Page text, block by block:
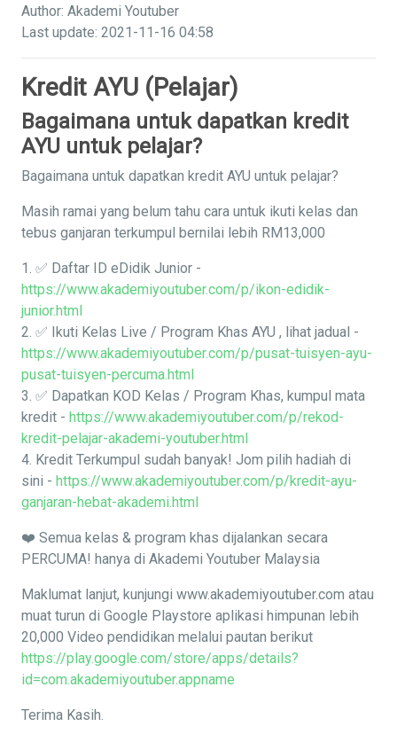
Author: Akademi Youtuber
Last update: 2021-11-16 04:58
Kredit AYU (Pelajar)
Bagaimana untuk dapatkan kredit
AYU untuk pelajar?
Bagaimana untuk dapatkan kredit AYU untuk pelajar?
Masih ramai yang belum tahu cara untuk ikuti kelas dan
tebus ganjaran terkumpul bernilai lebih RM13,000
1. ✅ Daftar ID eDidik Junior -
https://www.akademiyoutuber.com/p/ikon-edidik-
junior.html
2. ✅ Ikuti Kelas Live / Program Khas AYU , lihat jadual -
https://www.akademiyoutuber.com/p/pusat-tuisyen-ayu-
pusat-tuisyen-percuma.html
3. ✅ Dapatkan KOD Kelas / Program Khas, kumpul mata
kredit - https://www.akademiyoutuber.com/p/rekod-
kredit-pelajar-akademi-youtuber.html
4. Kredit Terkumpul sudah banyak! Jom pilih hadiah di
sini - https://www.akademiyoutuber.com/p/kredit-ayu-
ganjaran-hebat-akademi.html
❤️ Semua kelas & program khas dijalankan secara
PERCUMA! hanya di Akademi Youtuber Malaysia
Maklumat lanjut, kunjungi www.akademiyoutuber.com atau
muat turun di Google Playstore aplikasi himpunan lebih
20,000 Video pendidikan melalui pautan berikut
https://play.google.com/store/apps/details?
id=com.akademiyoutuber.appname
Terima Kasih.